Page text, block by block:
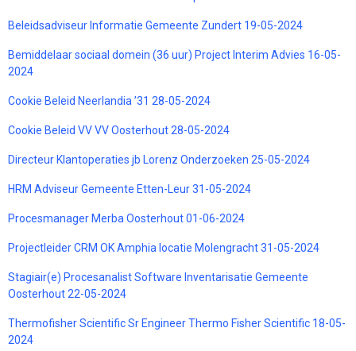
Beleidsadviseur Informatie Gemeente Zundert 19-05-2024
Bemiddelaar sociaal domein (36 uur) Project Interim Advies 16-05-
2024
Cookie Beleid Neerlandia ’31 28-05-2024
Cookie Beleid VV VV Oosterhout 28-05-2024
Directeur Klantoperaties jb Lorenz Onderzoeken 25-05-2024
HRM Adviseur Gemeente Etten-Leur 31-05-2024
Procesmanager Merba Oosterhout 01-06-2024
Projectleider CRM OK Amphia locatie Molengracht 31-05-2024
Stagiair(e) Procesanalist Software Inventarisatie Gemeente
Oosterhout 22-05-2024
Thermofisher Scientific Sr Engineer Thermo Fisher Scientific 18-05-
2024